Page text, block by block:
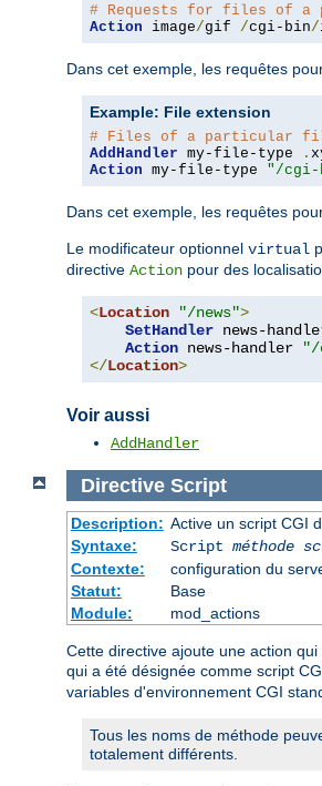
# Requests for files of a
Action image/gif /cgi-bin/
Dans cet exemple, les requêtes
Example: File extension
# Files of a particular
AddHandler my-file-type .
Action my-file-type "/cgi-
Dans cet exemple, les requêtes
Le modificateur optionnel virtual
directive Action pour des
<Location "/news">
SetHandler news-
Action news-handler "/
</Location>
Voir aussi
AddHandler
Directive Script
Description: Active un script CGI
Syntaxe:
Script méthode
Contexte:
configuration du
Statut:
Base
Module:
mod_actions
Cette directive ajoute une action qui
qui a été désignée comme script
variables d'environnement CGI
Tous les noms de méthode
totalement différents.